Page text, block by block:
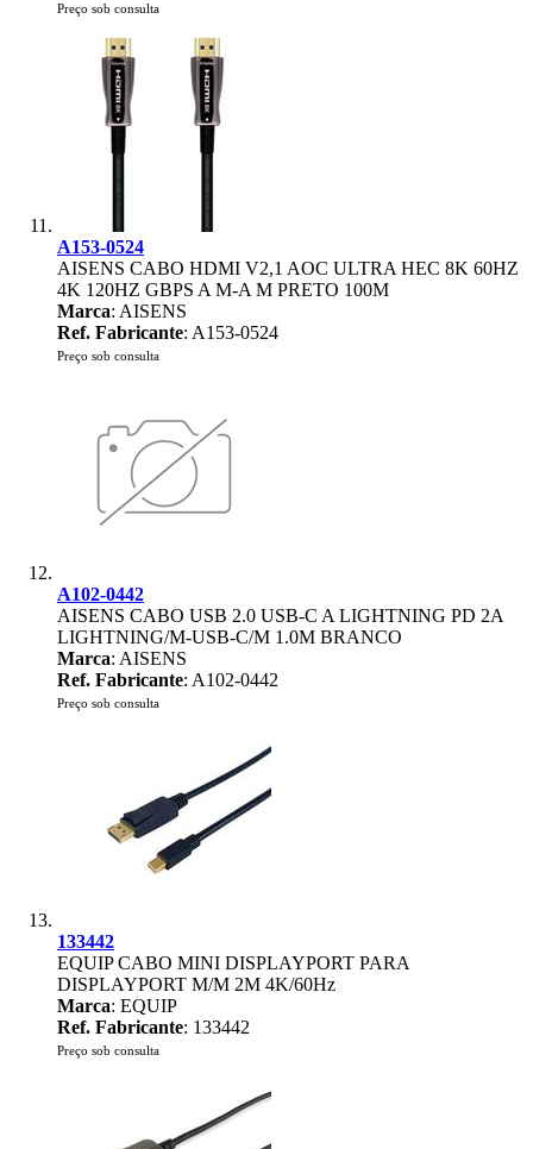
Preço sob consulta
A153-0524
AISENS CABO HDMI V2,1 AOC ULTRA HEC 8K 60HZ
4K 120HZ GBPS A M-A M PRETO 100M
Marca: AISENS
Ref. Fabricante: A153-0524
Preço sob consulta
A102-0442
AISENS CABO USB 2.0 USB-C A LIGHTNING PD 2A
LIGHTNING/M-USB-C/M 1.0M BRANCO
Marca: AISENS
Ref. Fabricante: A102-0442
Preço sob consulta
133442
EQUIP CABO MINI DISPLAYPORT PARA
DISPLAYPORT M/M 2M 4K/60Hz
Marca: EQUIP
Ref. Fabricante: 133442
Preço sob consulta